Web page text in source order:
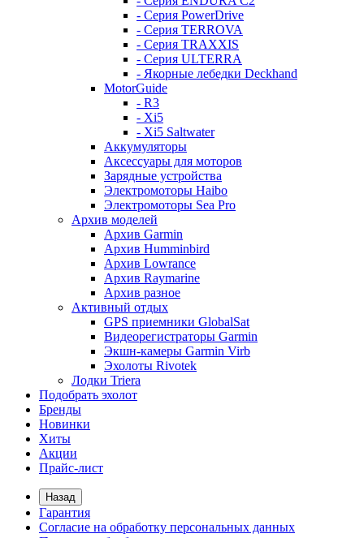
- Серия PowerDrive
- Серия TERROVA
- Серия TRAXXIS
- Серия ULTERRA
- Якорные лебедки Deckhand
MotorGuide
- R3
- Xi5
- Xi5 Saltwater
Аккумуляторы
Аксессуары для моторов
Зарядные устройства
Электромоторы Haibo
Электромоторы Sea Pro
Архив моделей
Архив Garmin
Архив Humminbird
Архив Lowrance
Архив Raymarine
Архив разное
Активный отдых
GPS приемники GlobalSat
Видеорегистраторы Garmin
Экшн-камеры Garmin Virb
Эхолоты Rivotek
Лодки Triera
Подобрать эхолот
Бренды
Новинки
Хиты
Акции
Прайс-лист
Назад
Гарантия
Согласие на обработку персональных данных